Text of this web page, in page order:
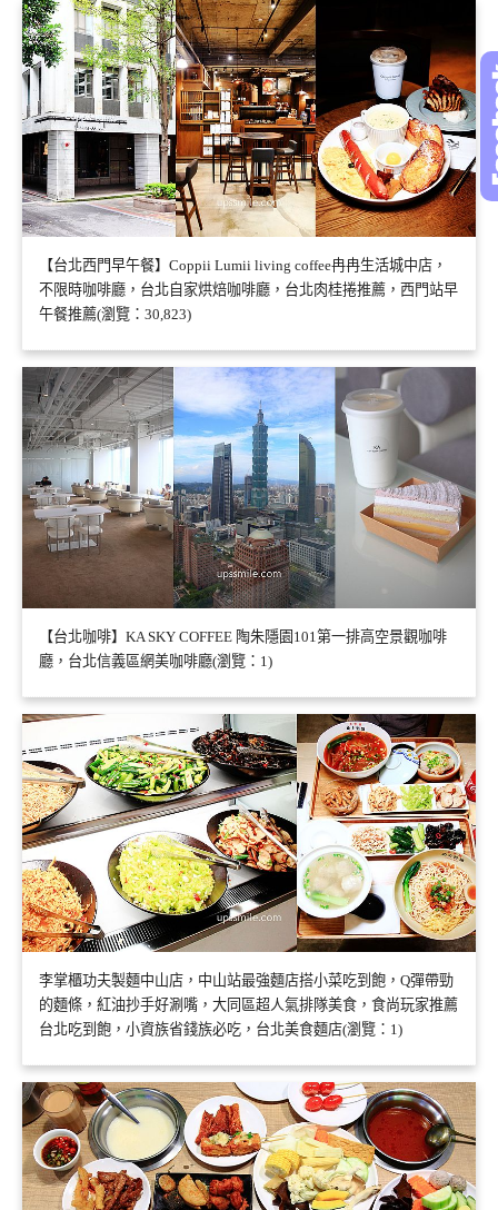
【台北西門早午餐】Coppii Lumii living coffee冉冉生活城中店，
不限時咖啡廳，台北自家烘焙咖啡廳，台北肉桂捲推薦，西門站早
午餐推薦(瀏覽：30,823)
【台北咖啡】KA SKY COFFEE 陶朱隱園101第一排高空景觀咖啡
廳，台北信義區網美咖啡廳(瀏覽：1)
李掌櫃功夫製麵中山店，中山站最強麵店搭小菜吃到飽，Q彈帶勁
的麵條，紅油抄手好涮嘴，大同區超人氣排隊美食，食尚玩家推薦
台北吃到飽，小資族省錢族必吃，台北美食麵店(瀏覽：1)